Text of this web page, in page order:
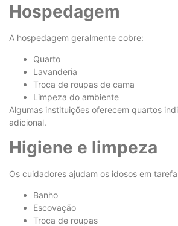
Hospedagem
A hospedagem geralmente cobre:
Quarto
Lavanderia
Troca de roupas de cama
Limpeza do ambiente
Algumas instituições oferecem quartos
adicional.
Higiene e limpeza
Os cuidadores ajudam os idosos em
Banho
Escovação
Troca de roupas